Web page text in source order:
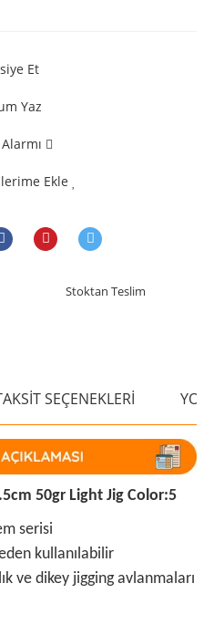
Et
Yaz
Ekle
Stoktan Teslim
SEÇENEKLERİ
50gr Light Jig Color:5
serisi
kullanılabilir
ve dikey jigging avlanmaları